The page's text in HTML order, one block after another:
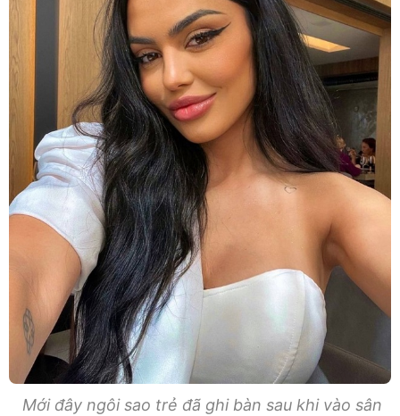
Mới đây ngôi sao trẻ đã ghi bàn sau khi vào sân